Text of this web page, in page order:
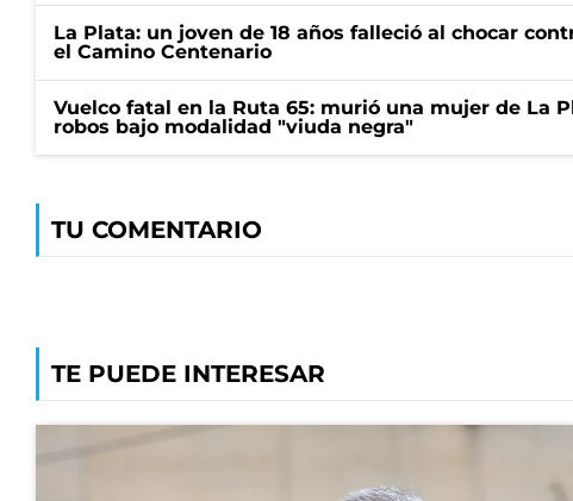
La Plata: un joven de 18 años falleció al chocar
el Camino Centenario
Vuelco fatal en la Ruta 65: murió una mujer de La
robos bajo modalidad "viuda negra"
TU COMENTARIO
TE PUEDE INTERESAR